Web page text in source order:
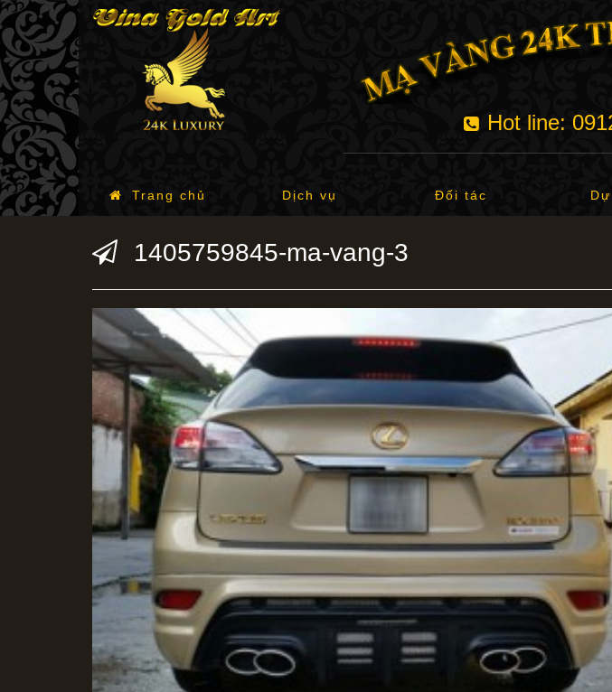
Hot line:
Trang chủ Dịch vụ Đối tác
1405759845-ma-vang-3